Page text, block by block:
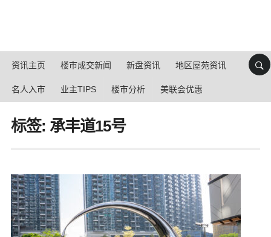
资讯主页 楼市成交新闻 新盘资讯 地区屋苑资讯
名人入市 业主TIPS 楼市分析 美联会优惠
标签: 承丰道15号